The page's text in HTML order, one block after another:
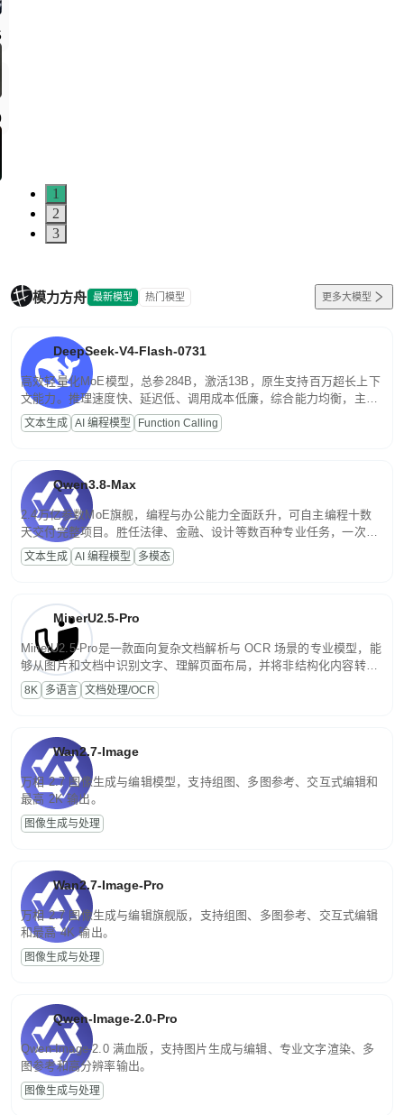
1
2
3
模力方舟 最新模型 热门模型 更多大模型
DeepSeek-V4-Flash-0731
高效轻量化MoE模型，总参284B，激活13B，原生支持百万超长上下
文能力。推理速度快、延迟低、调用成本低廉，综合能力均衡，主打
高并发、轻量化任务，适合日常对话、内容创作、基础 RAG、批量
文案处理等普惠刚需场景。
文本生成 AI 编程模型 Function Calling
Qwen3.8-Max
2.4万亿参数MoE旗舰，编程与办公能力全面跃升，可自主编程十数
天交付完整项目。胜任法律、金融、设计等数百种专业任务，一次对
话端到端交付生产级成果。原生视觉理解贯穿规划、执行与验证全流
程，支持超长文档与长视频的深度语义解析。长程任务中自主规划与
文本生成 AI 编程模型 多模态
MinerU2.5-Pro
MinerU2.5-Pro是一款面向复杂文档解析与 OCR 场景的专业模型，能
够从图片和文档中识别文字、理解页面布局，并将非结构化内容转换
为便于存储、检索和二次处理的结构化结果。
8K 多语言 文档处理/OCR
Wan2.7-Image
万相 2.7 图像生成与编辑模型，支持组图、多图参考、交互式编辑和
最高 2K 输出。
图像生成与处理
Wan2.7-Image-Pro
万相 2.7 图像生成与编辑旗舰版，支持组图、多图参考、交互式编辑
和最高 4K 输出。
图像生成与处理
Qwen-Image-2.0-Pro
Qwen-Image-2.0 满血版，支持图片生成与编辑、专业文字渲染、多
图参考和高分辨率输出。
图像生成与处理